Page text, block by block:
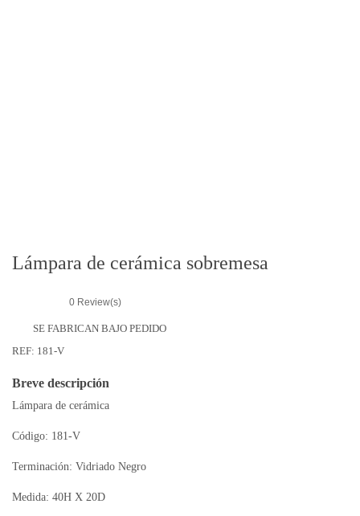
Lámpara de cerámica sobremesa
0 Review(s)
SE FABRICAN BAJO PEDIDO
REF: 181-V
Breve descripción
Lámpara de cerámica
Código: 181-V
Terminación: Vidriado Negro
Medida: 40H X 20D